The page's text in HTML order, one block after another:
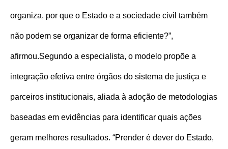
organiza, por que o Estado e a sociedade civil também
não podem se organizar de forma eficiente?”,
afirmou.Segundo a especialista, o modelo propõe a
integração efetiva entre órgãos do sistema de justiça e
parceiros institucionais, aliada à adoção de metodologias
baseadas em evidências para identificar quais ações
geram melhores resultados. “Prender é dever do Estado,